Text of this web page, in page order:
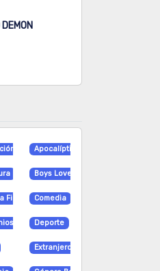
Apocalíptico
Boys Love
Ficción Comedia
Deporte
Extranjero